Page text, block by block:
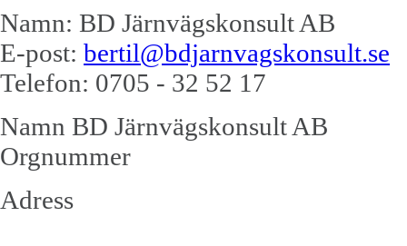
Namn: BD Järnvägskonsult AB
E-post: bertil@bdjarnvagskonsult.se
Telefon: 0705 - 32 52 17
Namn BD Järnvägskonsult AB
Orgnummer
Adress